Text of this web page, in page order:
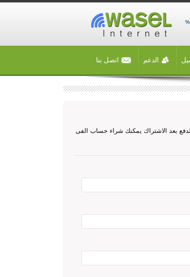
موقع آمن 100%
الدعم اتصل بنا
بعد الاشتراك يمكنك شراء حساب الفى